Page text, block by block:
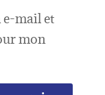
e-mail et
mon